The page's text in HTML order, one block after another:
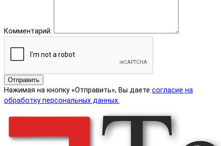
Комментарий:
Отправить
Нажимая на кнопку «Отправить», Вы даете согласие на
обработку персональных данных.